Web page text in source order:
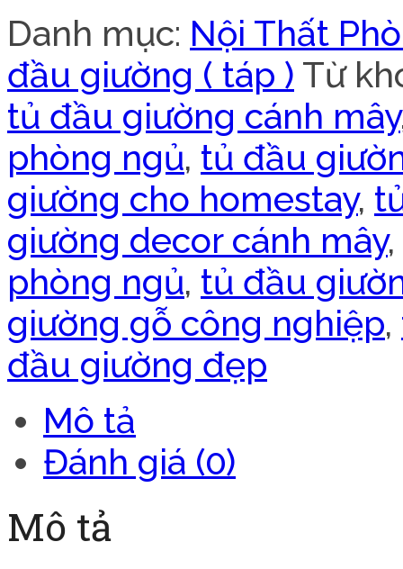
Danh mục: Nội Thất
đầu giường ( táp ) Từ
tủ đầu giường cánh mây
phòng ngủ, tủ đầu
giường cho homestay,
giường decor cánh mây,
phòng ngủ, tủ đầu
giường gỗ công nghiệp,
đầu giường đẹp
Mô tả
Đánh giá (0)
Mô tả